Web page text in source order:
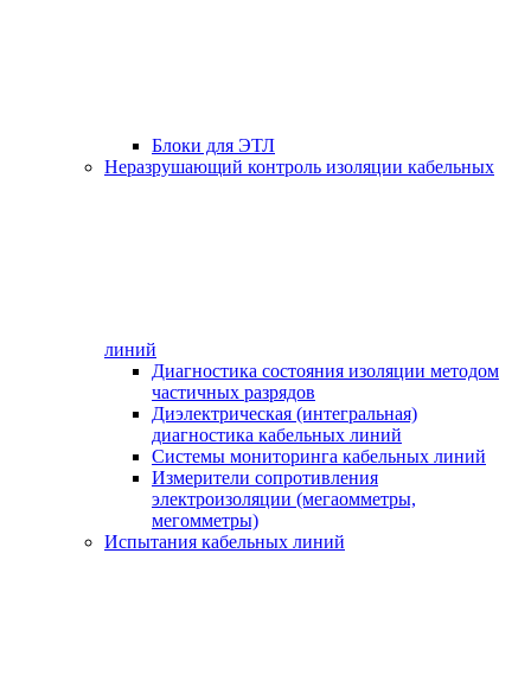
Блоки для ЭТЛ
Неразрушающий контроль изоляции кабельных
линий
Диагностика состояния изоляции методом
частичных разрядов
Диэлектрическая (интегральная)
диагностика кабельных линий
Системы мониторинга кабельных линий
Измерители сопротивления
электроизоляции (мегаомметры,
мегомметры)
Испытания кабельных линий